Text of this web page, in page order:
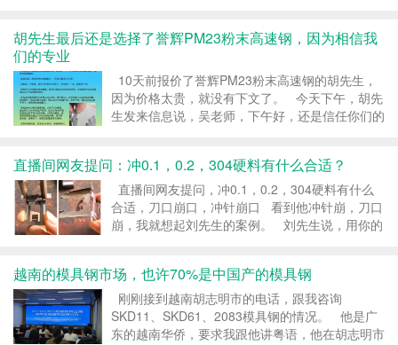
胡先生最后还是选择了誉辉PM23粉末高速钢，因为相信我
们的专业
10天前报价了誉辉PM23粉末高速钢的胡先生，
因为价格太贵，就没有下文了。 今天下午，胡先
生发来信息说，吴老师，下午好，还是信任你们的
带容易粘模...
直播间网友提问：冲0.1，0.2，304硬料有什么合适？
直播间网友提问，冲0.1，0.2，304硬料有什么
合适，刀口崩口，冲针崩口 看到他冲针崩，刀口
崩，我就想起刘先生的案例。 刘先生说，用你的
越南的模具钢市场，也许70%是中国产的模具钢
刚刚接到越南胡志明市的电话，跟我咨询
SKD11、SKD61、2083模具钢的情况。 他是广
东的越南华侨，要求我跟他讲粤语，他在胡志明市